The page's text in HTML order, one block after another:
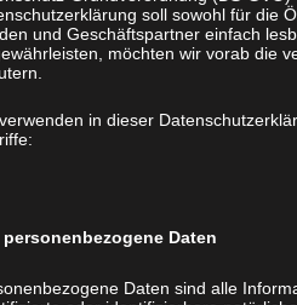
reduzierte Öffnungszeiten, die Sie
Silvester (24.12. und 31.12.). Das
von 12 bis 16 Uhr geöffnet.
Uhr öffentliche Kastellführungen.
für Gruppen werden auch im
Räume des Kastells, gerade
und Veranstaltungen unter
soll sowohl für die
und Geschäftspartner einfach
möchten wir vorab die
in dieser
Daten
Daten sind alle